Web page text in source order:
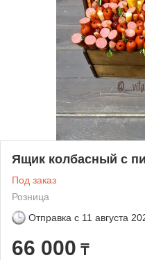
Ящик колбасный с
Под заказ
Розница
Отправка с 11 августа
66 000 ₸